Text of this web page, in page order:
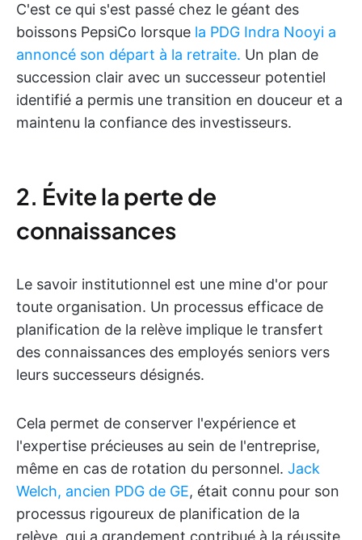
C'est ce qui s'est passé chez le géant des
boissons PepsiCo lorsque la PDG Indra Nooyi a
annoncé son départ à la retraite. Un plan de
succession clair avec un successeur potentiel
identifié a permis une transition en douceur et a
maintenu la confiance des investisseurs.
2. Évite la perte de
connaissances
Le savoir institutionnel est une mine d'or pour
toute organisation. Un processus efficace de
planification de la relève implique le transfert
des connaissances des employés seniors vers
leurs successeurs désignés.
Cela permet de conserver l'expérience et
l'expertise précieuses au sein de l'entreprise,
même en cas de rotation du personnel. Jack
Welch, ancien PDG de GE, était connu pour son
processus rigoureux de planification de la
relève, qui a grandement contribué à la réussite